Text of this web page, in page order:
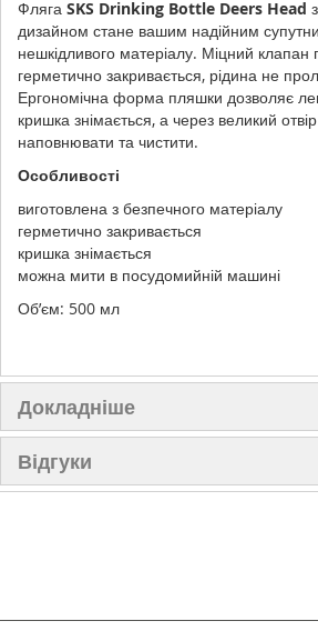
Фляга SKS Drinking Bottle Deers Head
дизайном стане вашим надійним
нешкідливого матеріалу. Міцний
герметично закривається, рідина не
Ергономічна форма пляшки дозволяє
кришка знімається, а через великий
наповнювати та чистити.
Особливості
виготовлена з безпечного матеріалу
герметично закривається
кришка знімається
можна мити в посудомийній машині
Об’єм: 500 мл
Докладніше
Відгуки